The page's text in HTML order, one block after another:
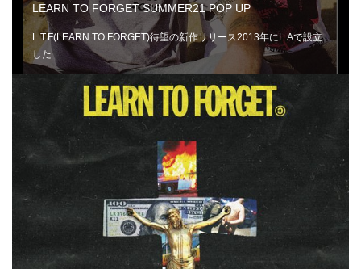
LEARN TO FORGET SUMMER21 POP UP
L.T.F(LEARN TO FORGET)待望の新作リリース2013年にL.Aで設立
した…